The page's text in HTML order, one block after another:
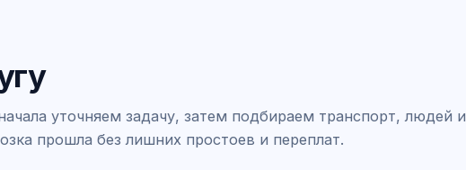
уточняем задачу, затем подбираем транспорт, людей и
прошла без лишних простоев и переплат.